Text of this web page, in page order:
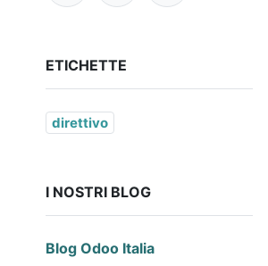
ETICHETTE
direttivo
I NOSTRI BLOG
Blog Odoo Italia